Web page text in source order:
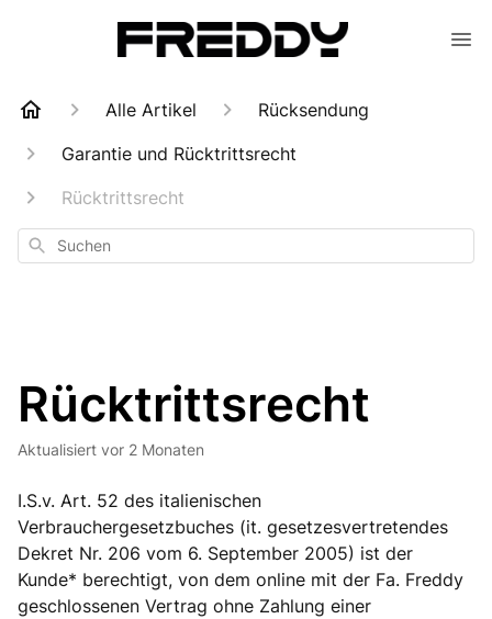
Alle Artikel
Rücksendung
Garantie und Rücktrittsrecht
Rücktrittsrecht
Suchen
Rücktrittsrecht
Aktualisiert vor 2 Monaten
I.S.v. Art. 52 des italienischen
Verbrauchergesetzbuches (it. gesetzesvertretendes
Dekret Nr. 206 vom 6. September 2005) ist der
Kunde* berechtigt, von dem online mit der Fa. Freddy
geschlossenen Vertrag ohne Zahlung einer